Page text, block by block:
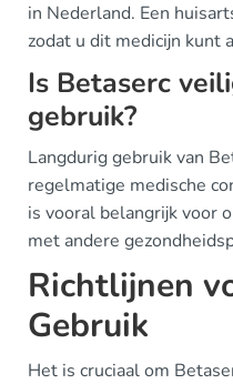
in Nederland. Een
zodat u dit medicijn kunt
Is Betaserc
gebruik?
Langdurig gebruik van
regelmatige medische
is vooral belangrijk voor
met andere
Richtlijnen
Gebruik
Het is cruciaal om